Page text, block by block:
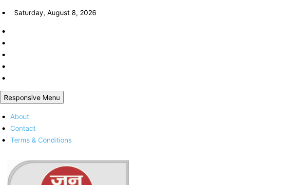
Skip
content
Saturday, August 8, 2026
Responsive Menu
About
Contact
Terms & Conditions